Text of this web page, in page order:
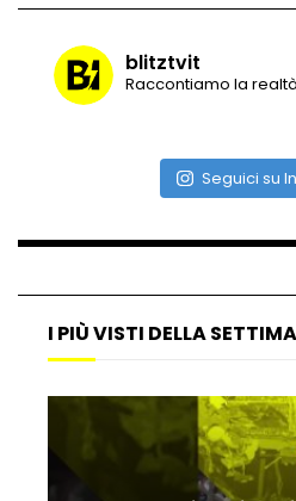
incredibile
male
Incidente aereo
perde il controllo
blitztvit
Raccontiamo la realtà
Seguici su
I PIÙ VISTI DELLA